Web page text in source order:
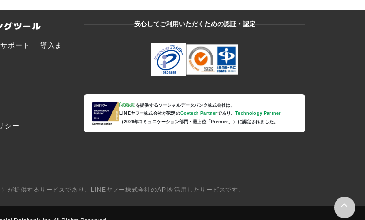
グツール
サポート
導入ま
シー
安心してご利用いただくための認証・認定
を提供するソーシャルデータバンク株式会社は、
LINEヤフー株式会社が認定のGovtech Partnerであり、Technology Partner
（2026年コミュニケーション部門・最上位「Premier」）に認定されました。
提供するサービスであり、LINEヤフー株式会社のAPIを活用したサービスです。